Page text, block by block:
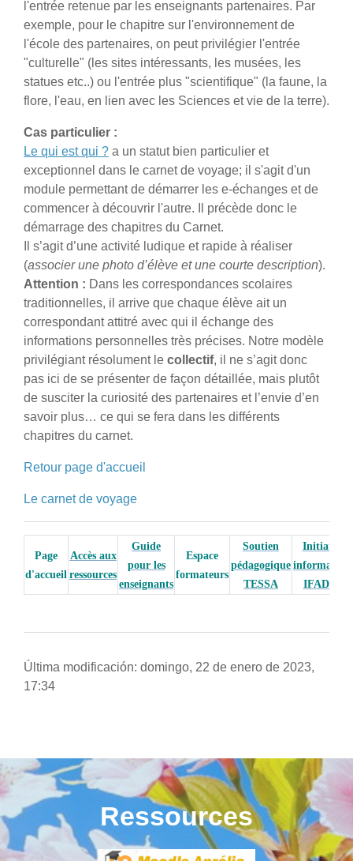
l'entrée retenue par les enseignants partenaires. Par
exemple, pour le chapitre sur l'environnement de
l'école des partenaires, on peut privilégier l'entrée
"culturelle" (les sites intéressants, les musées, les
statues etc..) ou l'entrée plus "scientifique" (la faune, la
flore, l'eau, en lien avec les Sciences et vie de la terre).
Cas particulier :
Le qui est qui ? a un statut bien particulier et
exceptionnel dans le carnet de voyage; il s'agit d'un
module permettant de démarrer les e-échanges et de
commencer à découvrir l'autre. Il précède donc le
démarrage des chapitres du Carnet.
Il s’agit d’une activité ludique et rapide à réaliser
(associer une photo d’élève et une courte description).
Attention : Dans les correspondances scolaires
traditionnelles, il arrive que chaque élève ait un
correspondant attitré avec qui il échange des
informations personnelles très précises. Notre modèle
privilégiant résolument le collectif, il ne s’agit donc
pas ici de se présenter de façon détaillée, mais plutôt
de susciter la curiosité des partenaires et l’envie d’en
savoir plus… ce qui se fera dans les différents
chapitres du carnet.
Retour page d'accueil
Le carnet de voyage
Page
d'accueil
Accès aux
ressources
Guide
pour les
enseignants
Espace
formateurs
Soutien
pédagogique
TESSA
Initiation
IFADEM
Última modificación: domingo, 22 de enero de 2023,
17:34
Ressources